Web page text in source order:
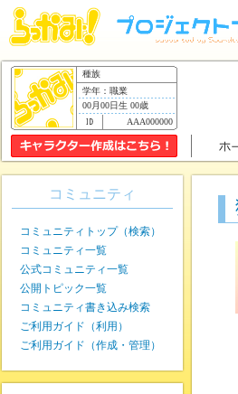
種族
学年：職業
00月00日生 00歳
AAA000000
コミュニティ
コミュニティトップ（検索）
コミュニティ一覧
公式コミュニティ一覧
公開トピック一覧
コミュニティ書き込み検索
ご利用ガイド（利用）
ご利用ガイド（作成・管理）